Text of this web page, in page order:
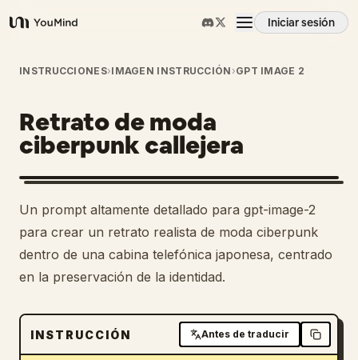
YouMind
Iniciar sesión
Resumen
Casos de uso
Habilidades
Prompts
Precios
Descargar
INSTRUCCIONES›IMAGEN INSTRUCCIÓN ›GPT IMAGE 2
Retrato de moda
ciberpunk callejera
Un prompt altamente detallado para gpt-image-2
para crear un retrato realista de moda ciberpunk
dentro de una cabina telefónica japonesa, centrado
en la preservación de la identidad.
INSTRUCCIÓN Antes de traducir